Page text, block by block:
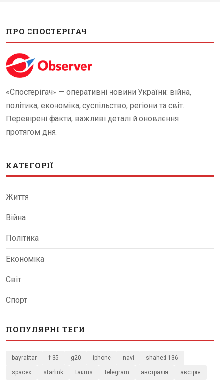
ПРО СПОСТЕРІГАЧ
«Спостерігач» — оперативні новини України: війна,
політика, економіка, суспільство, регіони та світ.
Перевірені факти, важливі деталі й оновлення
протягом дня.
КАТЕГОРІЇ
Життя
Війна
Політика
Економіка
Світ
Спорт
ПОПУЛЯРНІ ТЕГИ
bayraktar f-35 g20 iphone navi shahed-136
spacex starlink taurus telegram австралія австрія